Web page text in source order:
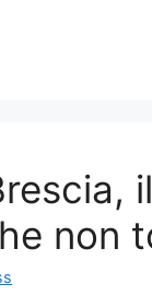
non